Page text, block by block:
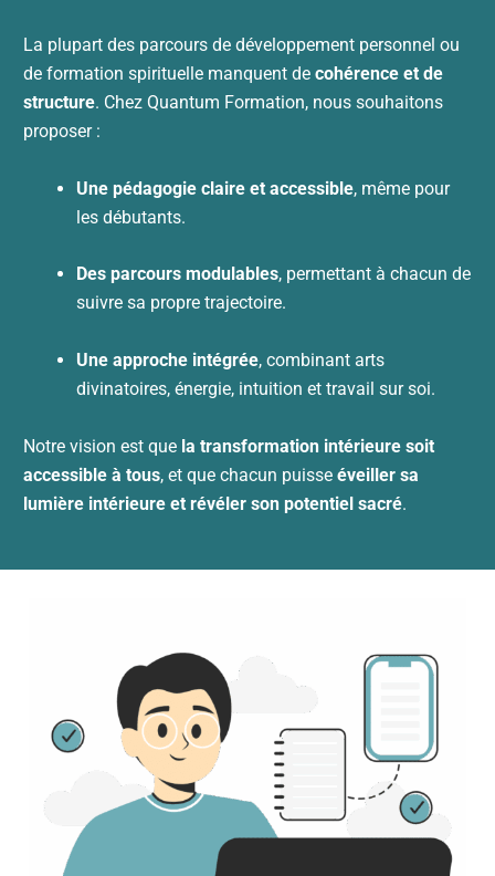
La plupart des parcours de développement personnel ou
de formation spirituelle manquent de cohérence et de
structure. Chez Quantum Formation, nous souhaitons
proposer :
Une pédagogie claire et accessible, même pour
les débutants.
Des parcours modulables, permettant à chacun de
suivre sa propre trajectoire.
Une approche intégrée, combinant arts
divinatoires, énergie, intuition et travail sur soi.
Notre vision est que la transformation intérieure soit
accessible à tous, et que chacun puisse éveiller sa
lumière intérieure et révéler son potentiel sacré.